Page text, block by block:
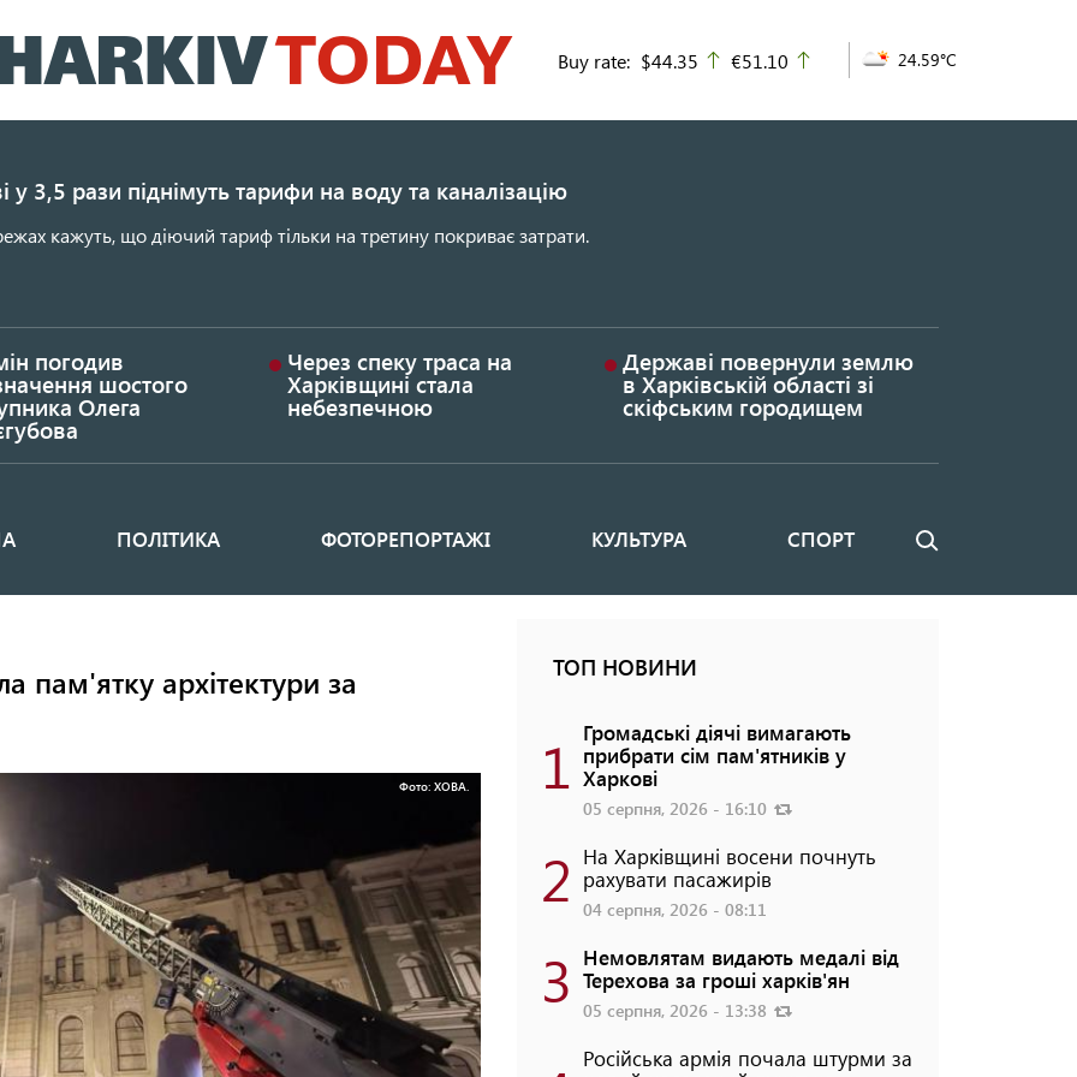
до
основного
Buy rate: $44.35 up
€51.10 24.59°C
у 3,5 рази піднімуть тарифи на воду та каналізацію
кажуть, що діючий тариф тільки на третину покриває затрати.
погодив
шостого
Олега
Через спеку траса на
Харківщині стала
небезпечною
Державі повернули землю
в Харківській області зі
скіфським городищем
ПОЛІТИКА ФОТОРЕПОРТАЖІ КУЛЬТУРА СПОРТ Пошук
пам'ятку архітектури за
Фото: ХОВА.
ТОП НОВИНИ
1 Громадські діячі вимагають
прибрати сім пам'ятників у
Харкові
05 серпня, 2026 - 16:10
2 На Харківщині восени почнуть
рахувати пасажирів
04 серпня, 2026 - 08:11
3 Немовлятам видають медалі від
Терехова за гроші харків'ян
05 серпня, 2026 - 13:38
Російська армія почала штурми за